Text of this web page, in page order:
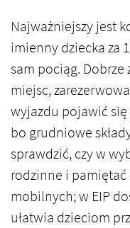
Najważniejszy jest
imienny dziecka za
sam pociąg.
miejsc,
wyjazdu pojawić się
bo grudniowe
sprawdzić, czy w
rodzinne i
mobilnych; w EIP
ułatwia dzieciom